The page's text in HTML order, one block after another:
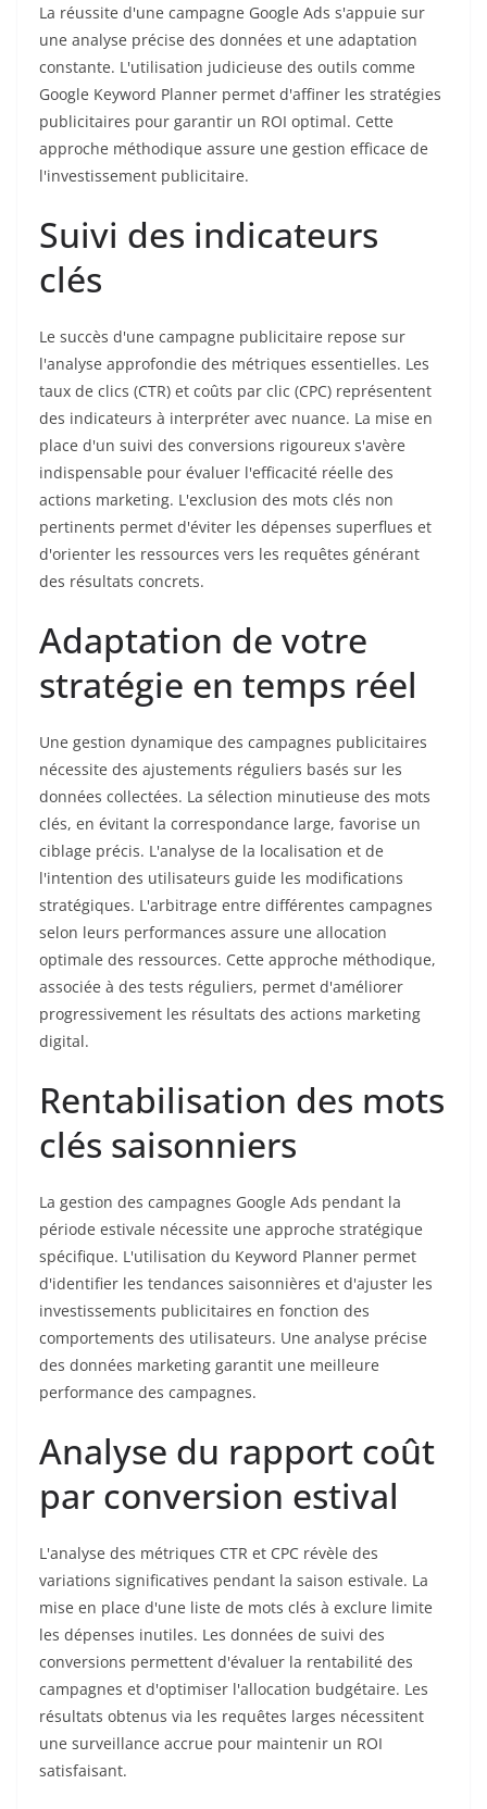
La réussite d'une campagne Google Ads s'appuie sur
une analyse précise des données et une adaptation
constante. L'utilisation judicieuse des outils comme
Google Keyword Planner permet d'affiner les stratégies
publicitaires pour garantir un ROI optimal. Cette
approche méthodique assure une gestion efficace de
l'investissement publicitaire.
Suivi des indicateurs
clés
Le succès d'une campagne publicitaire repose sur
l'analyse approfondie des métriques essentielles. Les
taux de clics (CTR) et coûts par clic (CPC) représentent
des indicateurs à interpréter avec nuance. La mise en
place d'un suivi des conversions rigoureux s'avère
indispensable pour évaluer l'efficacité réelle des
actions marketing. L'exclusion des mots clés non
pertinents permet d'éviter les dépenses superflues et
d'orienter les ressources vers les requêtes générant
des résultats concrets.
Adaptation de votre
stratégie en temps réel
Une gestion dynamique des campagnes publicitaires
nécessite des ajustements réguliers basés sur les
données collectées. La sélection minutieuse des mots
clés, en évitant la correspondance large, favorise un
ciblage précis. L'analyse de la localisation et de
l'intention des utilisateurs guide les modifications
stratégiques. L'arbitrage entre différentes campagnes
selon leurs performances assure une allocation
optimale des ressources. Cette approche méthodique,
associée à des tests réguliers, permet d'améliorer
progressivement les résultats des actions marketing
digital.
Rentabilisation des mots
clés saisonniers
La gestion des campagnes Google Ads pendant la
période estivale nécessite une approche stratégique
spécifique. L'utilisation du Keyword Planner permet
d'identifier les tendances saisonnières et d'ajuster les
investissements publicitaires en fonction des
comportements des utilisateurs. Une analyse précise
des données marketing garantit une meilleure
performance des campagnes.
Analyse du rapport coût
par conversion estival
L'analyse des métriques CTR et CPC révèle des
variations significatives pendant la saison estivale. La
mise en place d'une liste de mots clés à exclure limite
les dépenses inutiles. Les données de suivi des
conversions permettent d'évaluer la rentabilité des
campagnes et d'optimiser l'allocation budgétaire. Les
résultats obtenus via les requêtes larges nécessitent
une surveillance accrue pour maintenir un ROI
satisfaisant.